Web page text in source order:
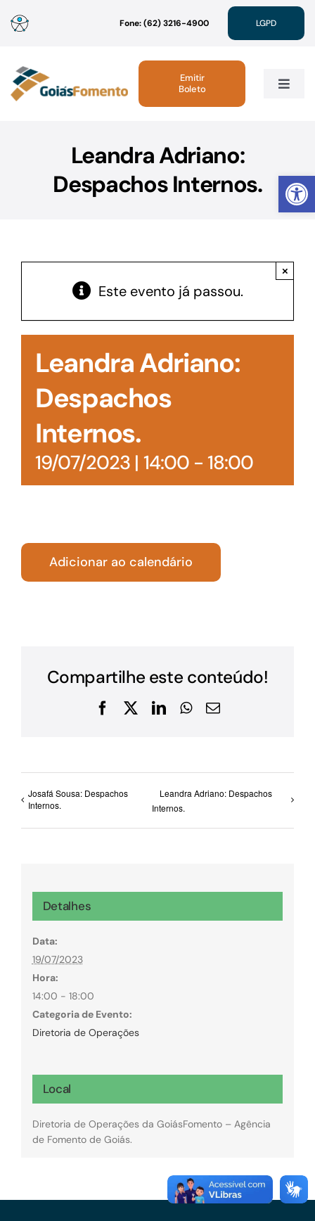
Abrir
para
conteúdo
Fone: (62) 3216-4900 LGPD
Toggle
Linhas de Crédito
Acesso à Informação
Emitir
Boleto
Leandra Adriano:
Despachos Internos.
Este evento já passou.
×
Leandra Adriano:
Despachos
Internos.
19/07/2023 | 14:00- 18:00
Adicionar ao calendário
Compartilhe este conteúdo!
Facebook
X LinkedInWhatsApp
E-
Josafá Sousa: Despachos
Internos.
Leandra Adriano: Despachos
Internos.
Detalhes
Data:
19/07/2023
Hora:
14:00 - 18:00
Categoria de Evento:
Diretoria de Operações
Local
Diretoria de Operações da GoiásFomento – Agência
de Fomento de Goiás.